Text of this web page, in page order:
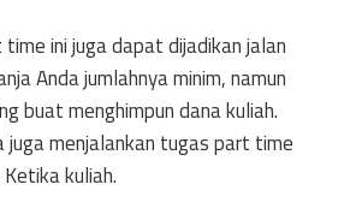
ini juga dapat dijadikan jalan
Anda jumlahnya minim, namun
buat menghimpun dana kuliah.
juga menjalankan tugas part time
kuliah.